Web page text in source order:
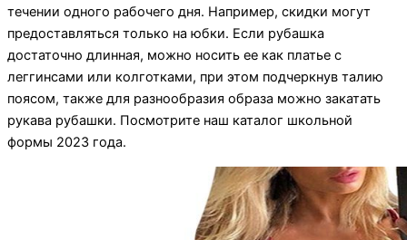
течении одного рабочего дня. Например, скидки могут
предоставляться только на юбки. Если рубашка
достаточно длинная, можно носить ее как платье с
леггинсами или колготками, при этом подчеркнув талию
поясом, также для разнообразия образа можно закатать
рукава рубашки. Посмотрите наш каталог школьной
формы 2023 года.